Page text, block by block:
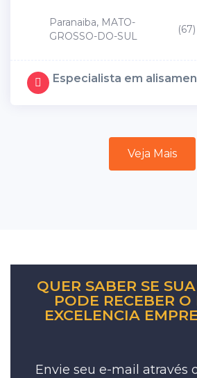
Paranaiba, MATO-
GROSSO-DO-SUL
Especialista em
Veja Mais
QUER SABER SE
PODE RECEBER O
EXCELENCIA
Envie seu e-mail através